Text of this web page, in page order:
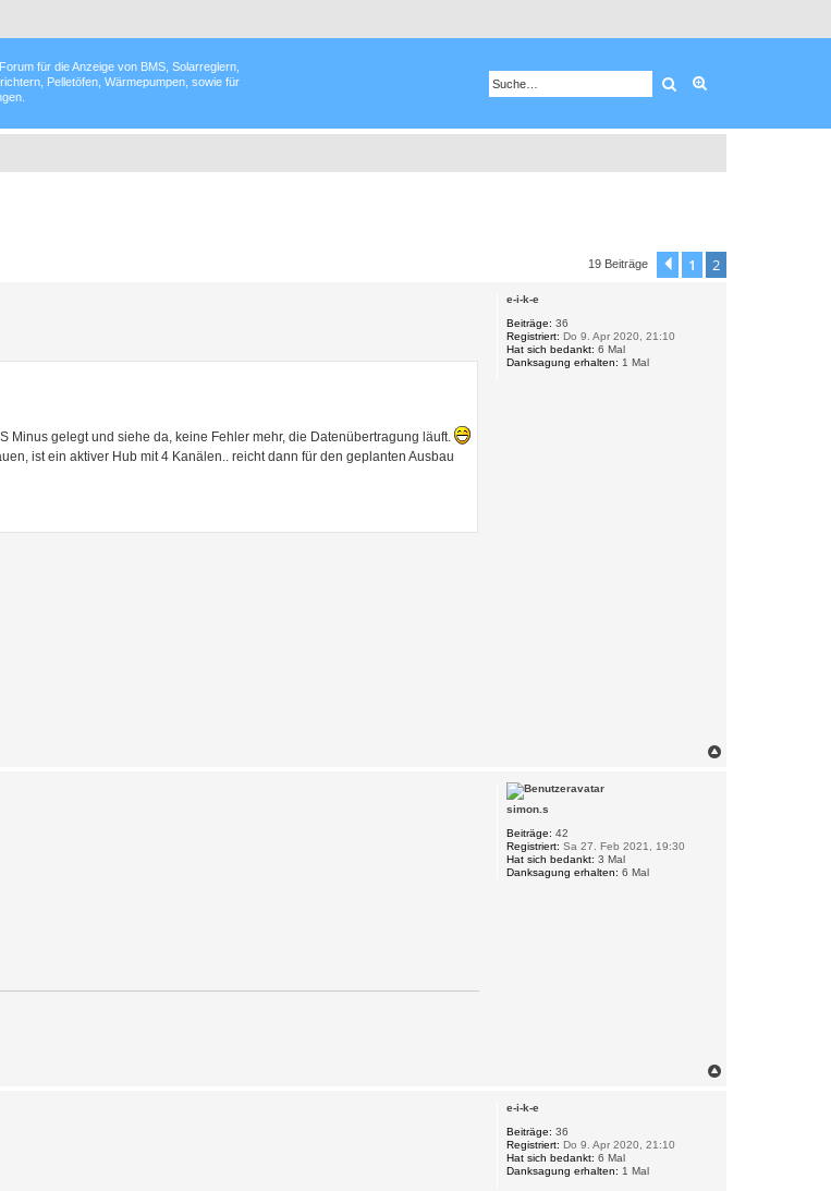
für die Anzeige von BMS, Solarreglern,
Pelletöfen, Wärmepumpen, sowie für
Suche
19 Beiträge Vorherige
1 2
e-i-k-e
Beiträge: 36
Registriert: Do 9. Apr 2020, 21:10
Hat sich bedankt: 6 Mal
Danksagung erhalten: 1 Mal
gelegt und siehe da, keine Fehler mehr, die Datenübertragung läuft.
ist ein aktiver Hub mit 4 Kanälen.. reicht dann für den geplanten Ausbau
simon.s
Beiträge: 42
Registriert: Sa 27. Feb 2021, 19:30
Hat sich bedankt: 3 Mal
Danksagung erhalten: 6 Mal
e-i-k-e
Beiträge: 36
Registriert: Do 9. Apr 2020, 21:10
Hat sich bedankt: 6 Mal
Danksagung erhalten: 1 Mal